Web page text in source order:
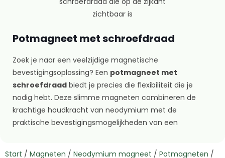
Potmagneet met schroefdraad
Zoek je naar een veelzijdige magnetische
bevestigingsoplossing? Een potmagneet met
schroefdraad biedt je precies die flexibiliteit die je
nodig hebt. Deze slimme magneten combineren de
krachtige houdkracht van neodymium met de
praktische bevestigingsmogelijkheden van een
wilt bevestigen of een magnetische grijper wilt maken,
Start / Magneten / Neodymium magneet / Potmagneten /